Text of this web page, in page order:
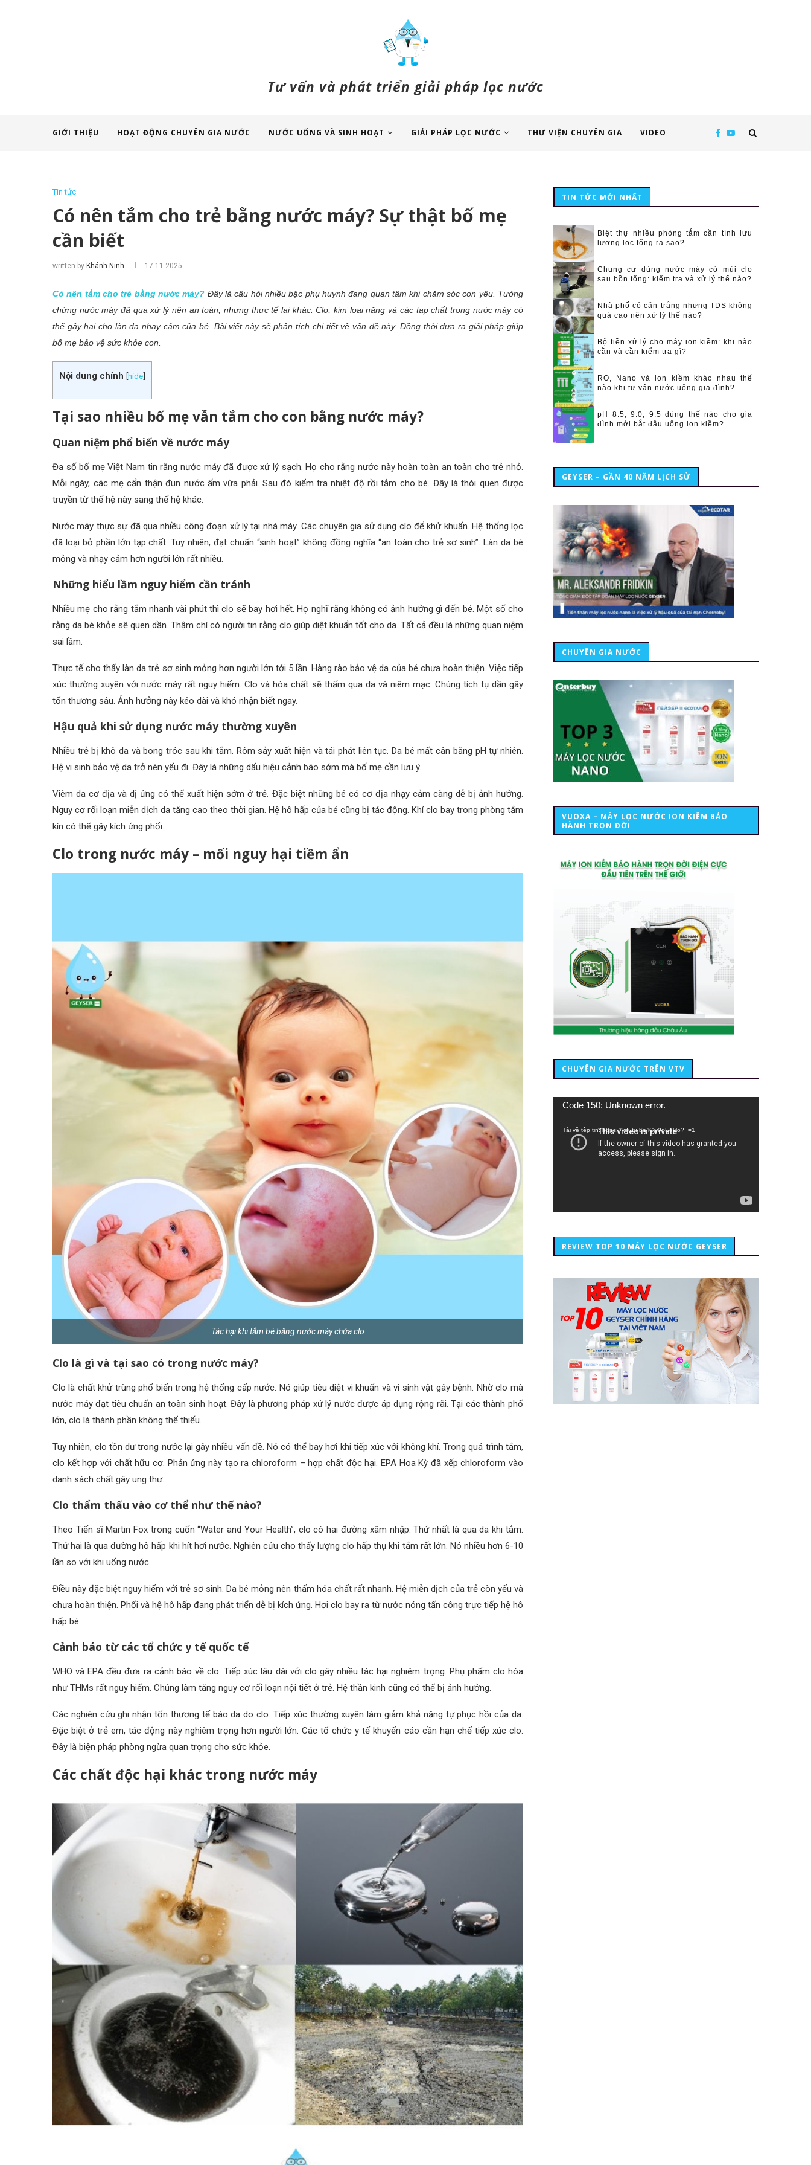
Tư vấn và phát triển giải pháp lọc nước
GIỚI THIỆU HOẠT ĐỘNG CHUYÊN GIA NƯỚC NƯỚC UỐNG VÀ SINH HOẠT GIẢI PHÁP LỌC NƯỚC THƯ VIỆN CHUYÊN GIA VIDEO
Tin tức
Có nên tắm cho trẻ bằng nước máy? Sự thật bố mẹ
cần biết
written by Khánh Ninh 17.11.2025
Có nên tắm cho trẻ bằng nước máy? Đây là câu hỏi nhiều bậc phụ huynh đang quan tâm khi chăm sóc con yêu. Tưởng
chừng nước máy đã qua xử lý nên an toàn, nhưng thực tế lại khác. Clo, kim loại nặng và các tạp chất trong nước máy có
thể gây hại cho làn da nhạy cảm của bé. Bài viết này sẽ phân tích chi tiết về vấn đề này. Đồng thời đưa ra giải pháp giúp
bố mẹ bảo vệ sức khỏe con.
Nội dung chính [hide]
Tại sao nhiều bố mẹ vẫn tắm cho con bằng nước máy?
Quan niệm phổ biến về nước máy
Đa số bố mẹ Việt Nam tin rằng nước máy đã được xử lý sạch. Họ cho rằng nước này hoàn toàn an toàn cho trẻ nhỏ.
Mỗi ngày, các mẹ cẩn thận đun nước ấm vừa phải. Sau đó kiểm tra nhiệt độ rồi tắm cho bé. Đây là thói quen được
truyền từ thế hệ này sang thế hệ khác.
Nước máy thực sự đã qua nhiều công đoạn xử lý tại nhà máy. Các chuyên gia sử dụng clo để khử khuẩn. Hệ thống lọc
đã loại bỏ phần lớn tạp chất. Tuy nhiên, đạt chuẩn “sinh hoạt” không đồng nghĩa “an toàn cho trẻ sơ sinh”. Làn da bé
mỏng và nhạy cảm hơn người lớn rất nhiều.
Những hiểu lầm nguy hiểm cần tránh
Nhiều mẹ cho rằng tắm nhanh vài phút thì clo sẽ bay hơi hết. Họ nghĩ rằng không có ảnh hưởng gì đến bé. Một số cho
rằng da bé khỏe sẽ quen dần. Thậm chí có người tin rằng clo giúp diệt khuẩn tốt cho da. Tất cả đều là những quan niệm
sai lầm.
Thực tế cho thấy làn da trẻ sơ sinh mỏng hơn người lớn tới 5 lần. Hàng rào bảo vệ da của bé chưa hoàn thiện. Việc tiếp
xúc thường xuyên với nước máy rất nguy hiểm. Clo và hóa chất sẽ thấm qua da và niêm mạc. Chúng tích tụ dần gây
tổn thương sâu. Ảnh hưởng này kéo dài và khó nhận biết ngay.
Hậu quả khi sử dụng nước máy thường xuyên
Nhiều trẻ bị khô da và bong tróc sau khi tắm. Rôm sảy xuất hiện và tái phát liên tục. Da bé mất cân bằng pH tự nhiên.
Hệ vi sinh bảo vệ da trở nên yếu đi. Đây là những dấu hiệu cảnh báo sớm mà bố mẹ cần lưu ý.
Viêm da cơ địa và dị ứng có thể xuất hiện sớm ở trẻ. Đặc biệt những bé có cơ địa nhạy cảm càng dễ bị ảnh hưởng.
Nguy cơ rối loạn miễn dịch da tăng cao theo thời gian. Hệ hô hấp của bé cũng bị tác động. Khí clo bay trong phòng tắm
kín có thể gây kích ứng phổi.
Clo trong nước máy – mối nguy hại tiềm ẩn
Tác hại khi tắm bé bằng nước máy chứa clo
Clo là gì và tại sao có trong nước máy?
Clo là chất khử trùng phổ biến trong hệ thống cấp nước. Nó giúp tiêu diệt vi khuẩn và vi sinh vật gây bệnh. Nhờ clo mà
nước máy đạt tiêu chuẩn an toàn sinh hoạt. Đây là phương pháp xử lý nước được áp dụng rộng rãi. Tại các thành phố
lớn, clo là thành phần không thể thiếu.
Tuy nhiên, clo tồn dư trong nước lại gây nhiều vấn đề. Nó có thể bay hơi khi tiếp xúc với không khí. Trong quá trình tắm,
clo kết hợp với chất hữu cơ. Phản ứng này tạo ra chloroform – hợp chất độc hại. EPA Hoa Kỳ đã xếp chloroform vào
danh sách chất gây ung thư.
Clo thẩm thấu vào cơ thể như thế nào?
Theo Tiến sĩ Martin Fox trong cuốn “Water and Your Health”, clo có hai đường xâm nhập. Thứ nhất là qua da khi tắm.
Thứ hai là qua đường hô hấp khi hít hơi nước. Nghiên cứu cho thấy lượng clo hấp thụ khi tắm rất lớn. Nó nhiều hơn 6-10
lần so với khi uống nước.
Điều này đặc biệt nguy hiểm với trẻ sơ sinh. Da bé mỏng nên thấm hóa chất rất nhanh. Hệ miễn dịch của trẻ còn yếu và
chưa hoàn thiện. Phổi và hệ hô hấp đang phát triển dễ bị kích ứng. Hơi clo bay ra từ nước nóng tấn công trực tiếp hệ hô
hấp bé.
Cảnh báo từ các tổ chức y tế quốc tế
WHO và EPA đều đưa ra cảnh báo về clo. Tiếp xúc lâu dài với clo gây nhiều tác hại nghiêm trọng. Phụ phẩm clo hóa
như THMs rất nguy hiểm. Chúng làm tăng nguy cơ rối loạn nội tiết ở trẻ. Hệ thần kinh cũng có thể bị ảnh hưởng.
Các nghiên cứu ghi nhận tổn thương tế bào da do clo. Tiếp xúc thường xuyên làm giảm khả năng tự phục hồi của da.
Đặc biệt ở trẻ em, tác động này nghiêm trọng hơn người lớn. Các tổ chức y tế khuyến cáo cần hạn chế tiếp xúc clo.
Đây là biện pháp phòng ngừa quan trọng cho sức khỏe.
Các chất độc hại khác trong nước máy
TIN TỨC MỚI NHẤT
Biệt thự nhiều phòng tắm cần tính lưu
lượng lọc tổng ra sao?
Chung cư dùng nước máy có mùi clo
sau bồn tổng: kiểm tra và xử lý thế nào?
Nhà phố có cặn trắng nhưng TDS không
quá cao nên xử lý thế nào?
Bộ tiền xử lý cho máy ion kiềm: khi nào
cần và cần kiểm tra gì?
RO, Nano và ion kiềm khác nhau thế
nào khi tư vấn nước uống gia đình?
pH 8.5, 9.0, 9.5 dùng thế nào cho gia
đình mới bắt đầu uống ion kiềm?
GEYSER – GẦN 40 NĂM LỊCH SỬ
CHUYÊN GIA NƯỚC
VUOXA – MÁY LỌC NƯỚC ION KIỀM BẢO
HÀNH TRỌN ĐỜI
CHUYÊN GIA NƯỚC TRÊN VTV
Trình
Code 150: Unknown error.
Tải về tệp tin: https://youtu.be/lCiy9qEdklo?_=1
REVIEW TOP 10 MÁY LỌC NƯỚC GEYSER